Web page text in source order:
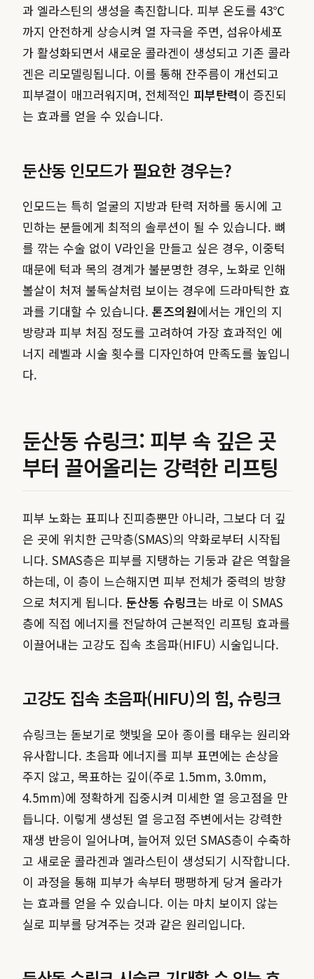
과 엘라스틴의 생성을 촉진합니다. 피부 온도를 43℃
까지 안전하게 상승시켜 열 자극을 주면, 섬유아세포
가 활성화되면서 새로운 콜라겐이 생성되고 기존 콜라
겐은 리모델링됩니다. 이를 통해 잔주름이 개선되고
피부결이 매끄러워지며, 전체적인 피부탄력이 증진되
는 효과를 얻을 수 있습니다.
둔산동 인모드가 필요한 경우는?
인모드는 특히 얼굴의 지방과 탄력 저하를 동시에 고
민하는 분들에게 최적의 솔루션이 될 수 있습니다. 뼈
를 깎는 수술 없이 V라인을 만들고 싶은 경우, 이중턱
때문에 턱과 목의 경계가 불분명한 경우, 노화로 인해
볼살이 처져 불독살처럼 보이는 경우에 드라마틱한 효
과를 기대할 수 있습니다. 톤즈의원에서는 개인의 지
방량과 피부 처짐 정도를 고려하여 가장 효과적인 에
너지 레벨과 시술 횟수를 디자인하여 만족도를 높입니
다.
둔산동 슈링크: 피부 속 깊은 곳
부터 끌어올리는 강력한 리프팅
피부 노화는 표피나 진피층뿐만 아니라, 그보다 더 깊
은 곳에 위치한 근막층(SMAS)의 약화로부터 시작됩
니다. SMAS층은 피부를 지탱하는 기둥과 같은 역할을
하는데, 이 층이 느슨해지면 피부 전체가 중력의 방향
으로 처지게 됩니다. 둔산동 슈링크는 바로 이 SMAS
층에 직접 에너지를 전달하여 근본적인 리프팅 효과를
이끌어내는 고강도 집속 초음파(HIFU) 시술입니다.
고강도 집속 초음파(HIFU)의 힘, 슈링크
슈링크는 돋보기로 햇빛을 모아 종이를 태우는 원리와
유사합니다. 초음파 에너지를 피부 표면에는 손상을
주지 않고, 목표하는 깊이(주로 1.5mm, 3.0mm,
4.5mm)에 정확하게 집중시켜 미세한 열 응고점을 만
듭니다. 이렇게 생성된 열 응고점 주변에서는 강력한
재생 반응이 일어나며, 늘어져 있던 SMAS층이 수축하
고 새로운 콜라겐과 엘라스틴이 생성되기 시작합니다.
이 과정을 통해 피부가 속부터 팽팽하게 당겨 올라가
는 효과를 얻을 수 있습니다. 이는 마치 보이지 않는
실로 피부를 당겨주는 것과 같은 원리입니다.